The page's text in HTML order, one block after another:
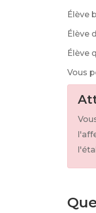
Élève
Élève
Élève
Vous